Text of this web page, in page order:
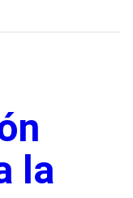
la